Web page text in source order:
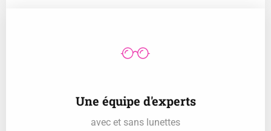
Une équipe d'experts
avec et sans lunettes